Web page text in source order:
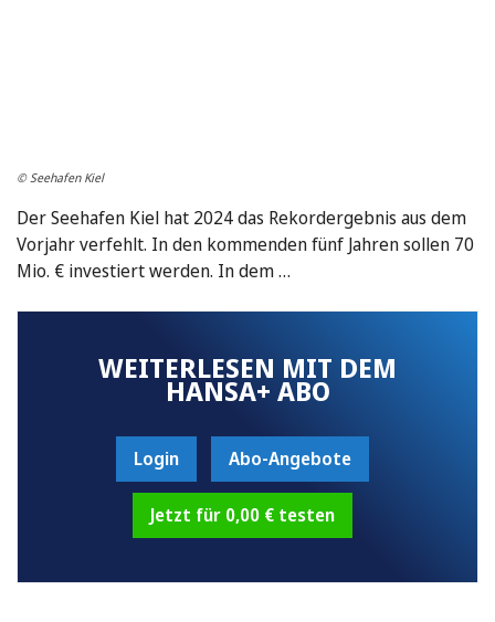
© Seehafen Kiel
Der Seehafen Kiel hat 2024 das Rekordergebnis aus dem
Vorjahr verfehlt. In den kommenden fünf Jahren sollen 70
Mio. € investiert werden. In dem …
WEITERLESEN MIT DEM
HANSA+ ABO
Login Abo-Angebote
Jetzt für 0,00 € testen